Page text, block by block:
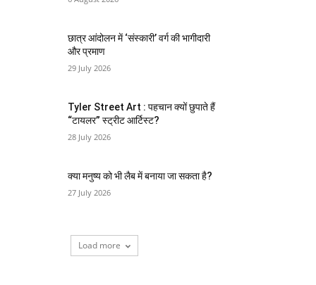
छात्र आंदोलन में ‘संस्कारी’ वर्ग की भागीदारी
और प्रमाण
29 July 2026
Tyler Street Art : पहचान क्यों छुपाते हैं
“टायलर” स्ट्रीट आर्टिस्ट?
28 July 2026
क्या मनुष्य को भी लैब में बनाया जा सकता है?
27 July 2026
Load more